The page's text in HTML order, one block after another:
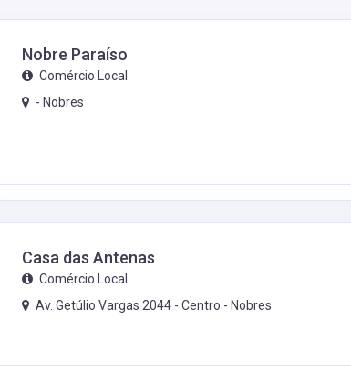
Nobre Paraíso
Comércio Local
- Nobres
Casa das Antenas
Comércio Local
Av. Getúlio Vargas 2044 - Centro - Nobres